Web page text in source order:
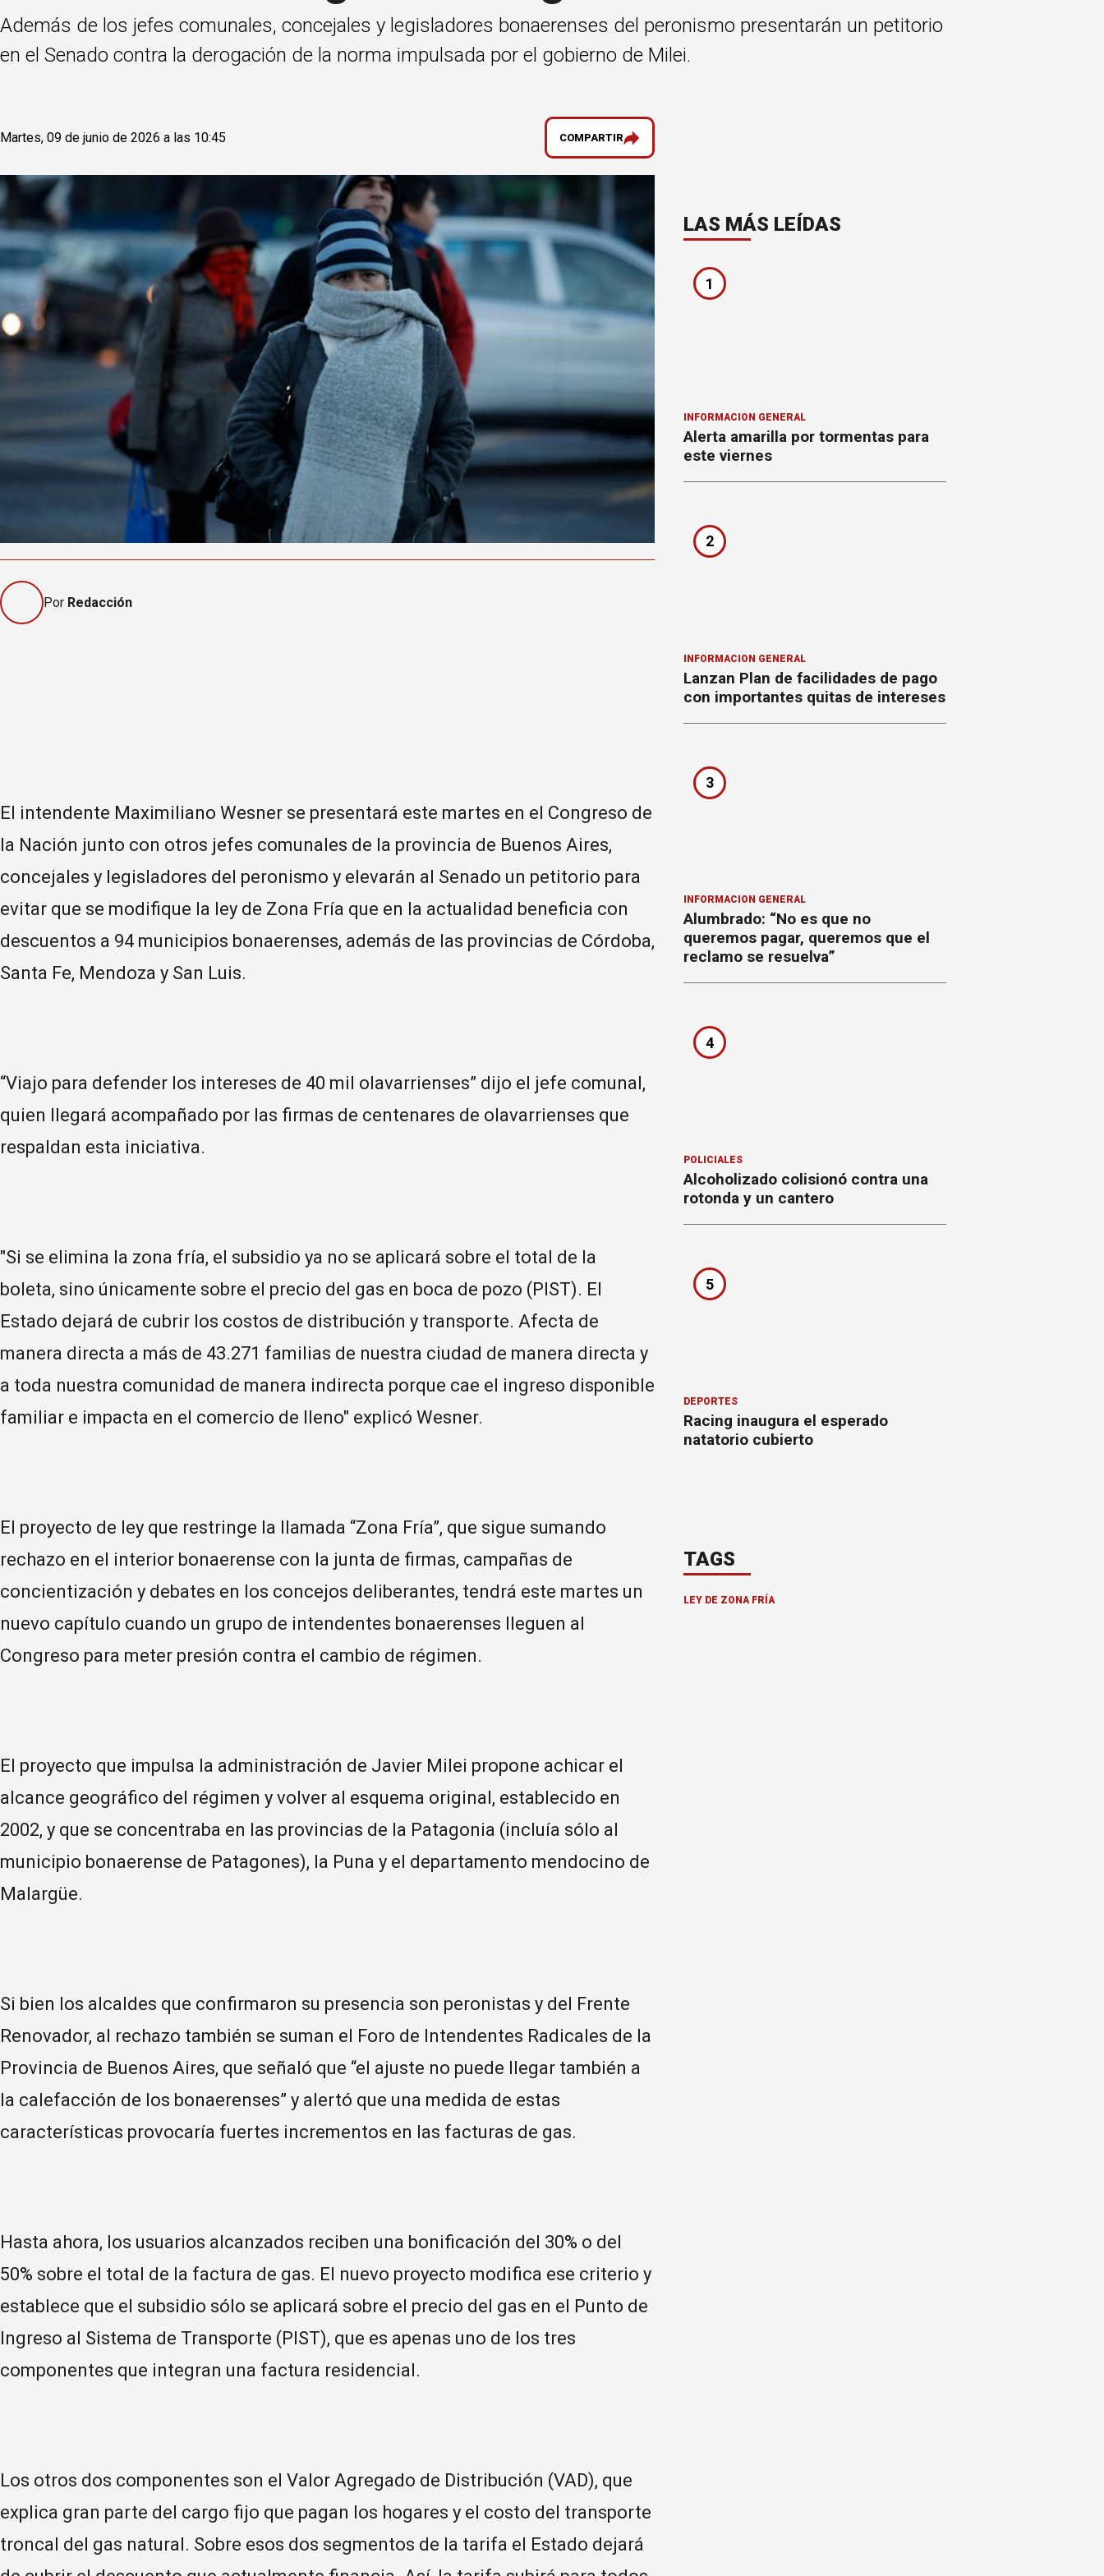
Además de los jefes comunales, concejales y legisladores bonaerenses del peronismo presentarán un petitorio
en el Senado contra la derogación de la norma impulsada por el gobierno de Milei.
Martes, 09 de junio de 2026 a las 10:45 COMPARTIR
Por Redacción
El intendente Maximiliano Wesner se presentará este martes en el Congreso de
la Nación junto con otros jefes comunales de la provincia de Buenos Aires,
concejales y legisladores del peronismo y elevarán al Senado un petitorio para
evitar que se modifique la ley de Zona Fría que en la actualidad beneficia con
descuentos a 94 municipios bonaerenses, además de las provincias de Córdoba,
Santa Fe, Mendoza y San Luis.
“Viajo para defender los intereses de 40 mil olavarrienses” dijo el jefe comunal,
quien llegará acompañado por las firmas de centenares de olavarrienses que
respaldan esta iniciativa.
"Si se elimina la zona fría, el subsidio ya no se aplicará sobre el total de la
boleta, sino únicamente sobre el precio del gas en boca de pozo (PIST). El
Estado dejará de cubrir los costos de distribución y transporte. Afecta de
manera directa a más de 43.271 familias de nuestra ciudad de manera directa y
a toda nuestra comunidad de manera indirecta porque cae el ingreso disponible
familiar e impacta en el comercio de lleno" explicó Wesner.
El proyecto de ley que restringe la llamada “Zona Fría”, que sigue sumando
rechazo en el interior bonaerense con la junta de firmas, campañas de
concientización y debates en los concejos deliberantes, tendrá este martes un
nuevo capítulo cuando un grupo de intendentes bonaerenses lleguen al
Congreso para meter presión contra el cambio de régimen.
El proyecto que impulsa la administración de Javier Milei propone achicar el
alcance geográfico del régimen y volver al esquema original, establecido en
2002, y que se concentraba en las provincias de la Patagonia (incluía sólo al
municipio bonaerense de Patagones), la Puna y el departamento mendocino de
Malargüe.
Si bien los alcaldes que confirmaron su presencia son peronistas y del Frente
Renovador, al rechazo también se suman el Foro de Intendentes Radicales de la
Provincia de Buenos Aires, que señaló que “el ajuste no puede llegar también a
la calefacción de los bonaerenses” y alertó que una medida de estas
características provocaría fuertes incrementos en las facturas de gas.
Hasta ahora, los usuarios alcanzados reciben una bonificación del 30% o del
50% sobre el total de la factura de gas. El nuevo proyecto modifica ese criterio y
establece que el subsidio sólo se aplicará sobre el precio del gas en el Punto de
Ingreso al Sistema de Transporte (PIST), que es apenas uno de los tres
componentes que integran una factura residencial.
Los otros dos componentes son el Valor Agregado de Distribución (VAD), que
explica gran parte del cargo fijo que pagan los hogares y el costo del transporte
troncal del gas natural. Sobre esos dos segmentos de la tarifa el Estado dejará
LAS MÁS LEÍDAS
1
INFORMACION GENERAL
Alerta amarilla por tormentas para
este viernes
2
INFORMACION GENERAL
Lanzan Plan de facilidades de pago
con importantes quitas de intereses
3
INFORMACION GENERAL
Alumbrado: “No es que no
queremos pagar, queremos que el
reclamo se resuelva”
4
POLICIALES
Alcoholizado colisionó contra una
rotonda y un cantero
5
DEPORTES
Racing inaugura el esperado
natatorio cubierto
TAGS
LEY DE ZONA FRÍA